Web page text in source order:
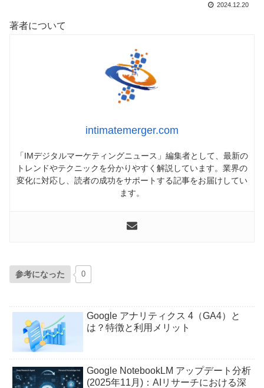
2024.12.20
著者について
intimatemerger.com
「IMデジタルマーケティングニュース」編集者として、最新の
トレンドやテクニックを分かりやすく解説しています。業界の
変化に対応し、読者の成功をサポートする記事をお届けしてい
ます。
参考になった 0
Google アナリティクス 4（GA4）と
は？特徴と利用メリット
Google NotebookLM アップデート分析
(2025年11月)：AIリサーチにおける深